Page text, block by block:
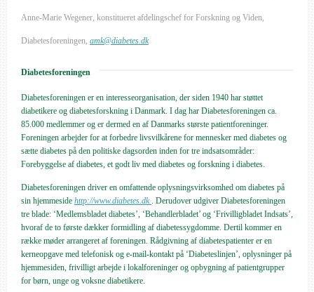
Anne-Marie Wegener, konstitueret afdelingschef for Forskning og Viden,
Diabetesforeningen, amk@diabetes.dk
Diabetesforeningen
Diabetesforeningen er en interesseorganisation, der siden 1940 har støttet
diabetikere og diabetesforskning i Danmark. I dag har Diabetesforeningen ca.
85.000 medlemmer og er dermed en af Danmarks største patientforeninger.
Foreningen arbejder for at forbedre livsvilkårene for mennesker med diabetes og
sætte diabetes på den politiske dagsorden inden for tre indsatsområder:
Forebyggelse af diabetes, et godt liv med diabetes og forskning i diabetes.
Diabetesforeningen driver en omfattende oplysningsvirksomhed om diabetes på
sin hjemmeside http://www.diabetes.dk . Derudover udgiver Diabetesforeningen
tre blade: ‘Medlemsbladet diabetes’, ‘Behandlerbladet’ og ‘Frivilligbladet Indsats’,
hvoraf de to første dækker formidling af diabetessygdomme. Dertil kommer en
række møder arrangeret af foreningen. Rådgivning af diabetespatienter er en
kerneopgave med telefonisk og e-mail-kontakt på ‘Diabeteslinjen’, oplysninger på
hjemmesiden, frivilligt arbejde i lokalforeninger og opbygning af patientgrupper
for børn, unge og voksne diabetikere.